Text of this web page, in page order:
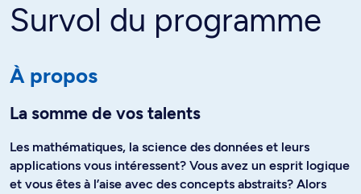
Survol du programme
À propos
La somme de vos talents
Les mathématiques, la science des données et leurs
applications vous intéressent? Vous avez un esprit logique
et vous êtes à l’aise avec des concepts abstraits? Alors